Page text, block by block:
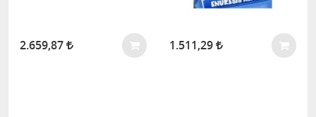
2.659,87 1.511,29